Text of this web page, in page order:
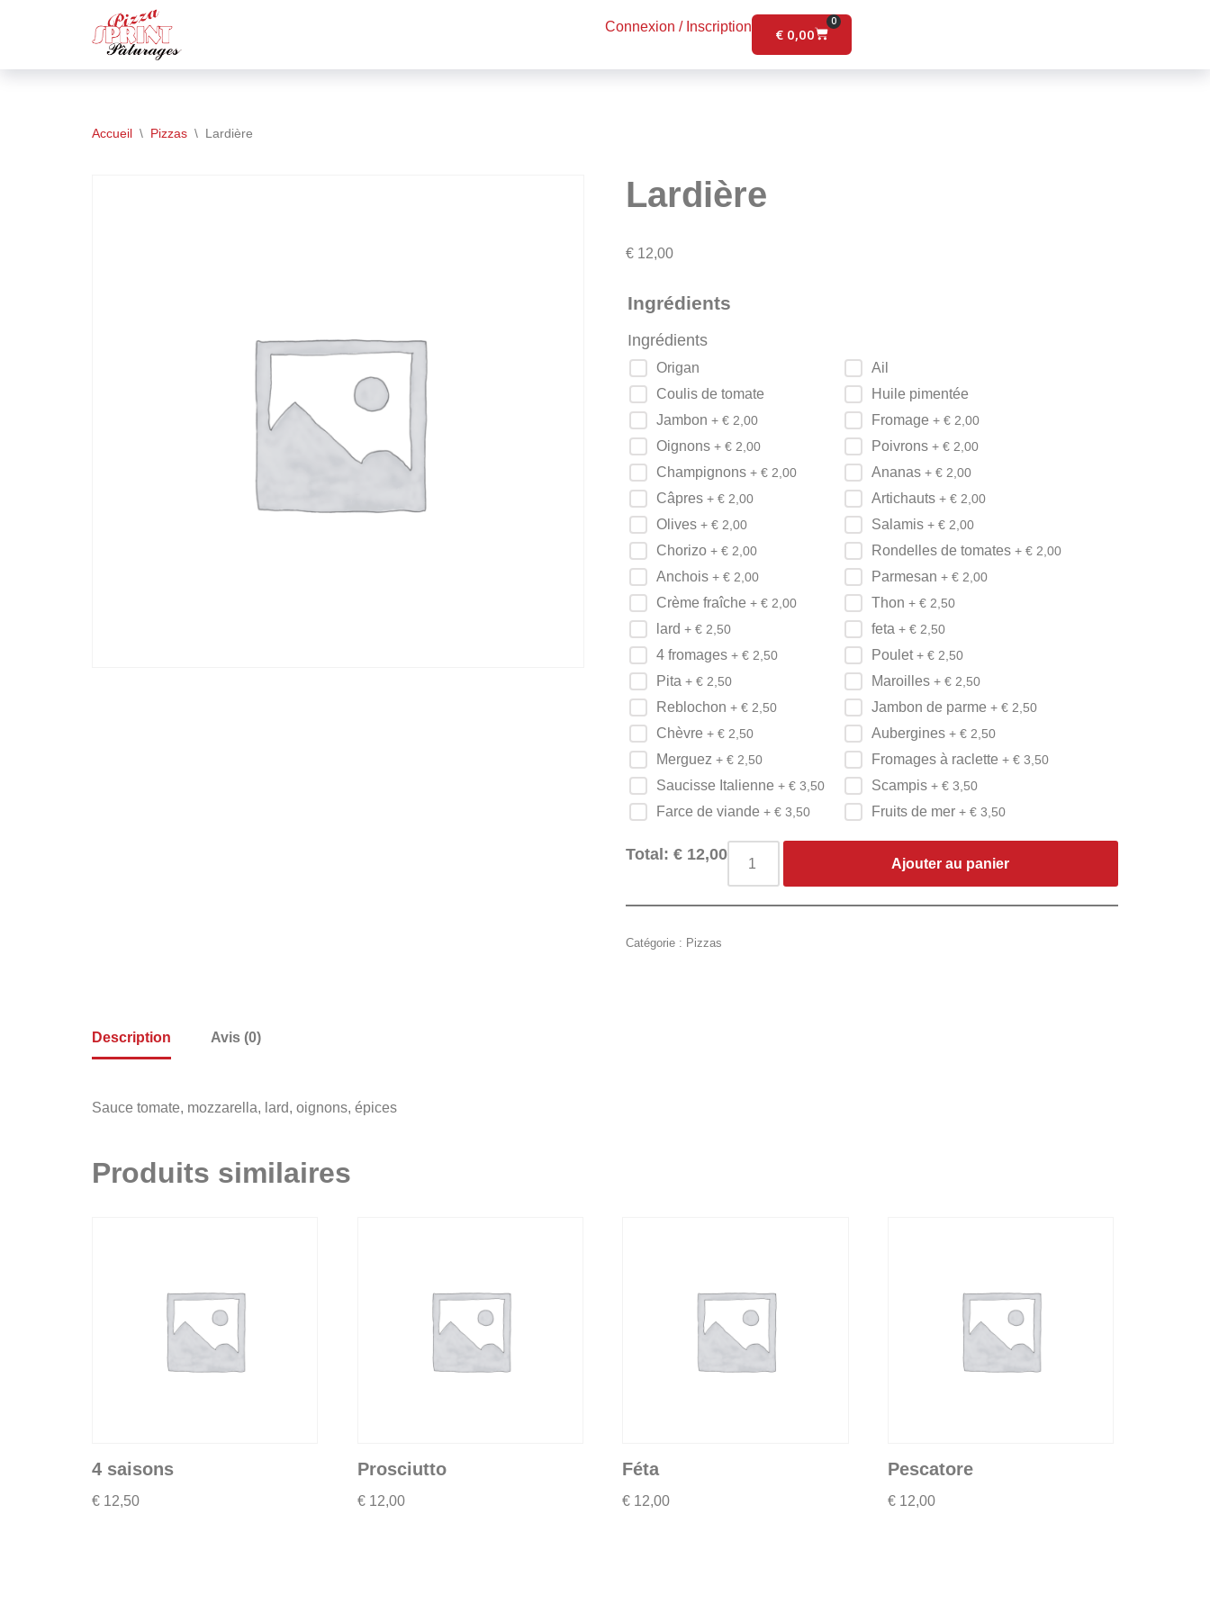
au
Connexion / Inscription € 0,00
0
Accueil \ Pizzas \ Lardière
Lardière
€12,00
Ingrédients
Ingrédients
Origan
Ail
Coulis de tomate
Huile pimentée
Jambon + € 2,00 Fromage + € 2,00
Oignons + € 2,00 Poivrons + € 2,00
Champignons + € 2,00 Ananas + € 2,00
Câpres + € 2,00 Artichauts + € 2,00
Olives + € 2,00 Salamis + € 2,00
Chorizo + € 2,00 Rondelles de tomates + € 2,00
Anchois + € 2,00 Parmesan + € 2,00
Crème fraîche + € 2,00 Thon + € 2,50
lard + € 2,50 feta + € 2,50
4 fromages + € 2,50 Poulet + € 2,50
Pita + € 2,50 Maroilles + € 2,50
Reblochon + € 2,50 Jambon de parme + € 2,50
Chèvre + € 2,50 Aubergines + € 2,50
Merguez + € 2,50 Fromages à raclette + € 3,50
Saucisse Italienne + € 3,50 Scampis + € 3,50
Farce de viande + € 3,50 Fruits de mer + € 3,50
Total: €12,00
Ajouter au panier
Catégorie : Pizzas
Description Avis (0)
Sauce tomate, mozzarella, lard, oignons, épices
Produits similaires
4 saisons
€ 12,50
Prosciutto
€12,00
Féta
€ 12,00
Pescatore
€ 12,00